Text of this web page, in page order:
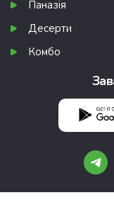
Паназія
Десерти
Комбо